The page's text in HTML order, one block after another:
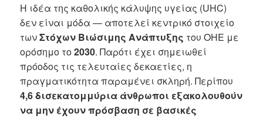
Η ιδέα της καθολικής κάλυψης υγείας (UHC)
δεν είναι μόδα — αποτελεί κεντρικό στοιχείο
τωνΣτόχων Βιώσιμης Ανάπτυξης του ΟΗΕ με
ορόσημο το2030. Παρότι έχει σημειωθεί
πρόοδος τις τελευταίες δεκαετίες, η
πραγματικότητα παραμένει σκληρή. Περίπου
4,6 δισεκατομμύρια άνθρωποι εξακολουθούν
να μην έχουν πρόσβαση σε βασικές